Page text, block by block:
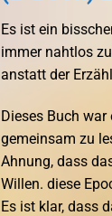
Es ist ein
immer nahtlos
anstatt der
Dieses Buch
gemeinsam zu
Ahnung, dass
Willen. diese
Es ist klar, dass